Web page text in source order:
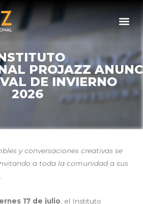
PROJAZZ
DE INVIERNO
2026
y conversaciones creativas se
a toda la comunidad a sus
17 de julio, el Instituto